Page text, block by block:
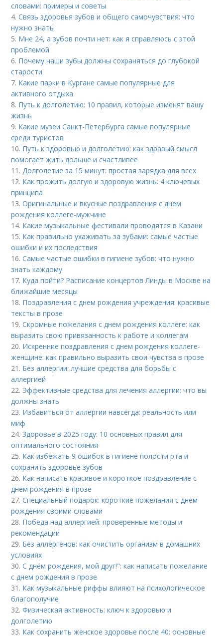
словами: примеры и советы
4.Связь здоровья зубов и общего самочувствия: что
нужно знать
5. Мне 24, а зубов почти нет: как я справляюсь с этой
проблемой
6. Почему наши зубы должны сохраняться до глубокой
старости
7. Какие парки в Кургане самые популярные для
активного отдыха
8. Путь к долголетию: 10 правил, которые изменят вашу
жизнь
9. Какие музеи Санкт-Петербурга самые популярные
среди туристов
10. Путь к здоровью и долголетию: как здравый смысл
помогает жить дольше и счастливее
11.Долголетие за 15 минут: простая зарядка для всех
12. Как прожить долгую и здоровую жизнь: 4 ключевых
принципа
13.Оригинальные и вкусные поздравления с днем
рождения коллеге-мужчине
14. Какие музыкальные фестивали проводятся в Казани
15. Как правильно ухаживать за зубами: самые частые
ошибки и их последствия
16.Самые частые ошибки в гигиене зубов: что нужно
знать каждому
17. Куда пойти? Расписание концертов Линды в Москве на
ближайшие месяцы
18. Поздравления с днем рождения учреждения: красивые
тексты в прозе
19.Скромные пожелания с днем рождения коллеге: как
выразить свою привязанность к работе и коллегам
20. Искренние поздравления с днем рождения коллеге-
женщине: как правильно выразить свои чувства в прозе
21. Без аллергии: лучшие средства для борьбы с
аллергией
22. Эффективные средства для лечения аллергии: что вы
должны знать
23. Избавиться от аллергии навсегда: реальность или
миф
24.Здоровье в 2025 году: 10 основных правил для
оптимального состояния
25. Как избежать 9 ошибок в гигиене полости рта и
сохранить здоровье зубов
26. Как написать красивое и короткое поздравление с
днем рождения в прозе
27.Специальный подарок: короткие пожелания с днем
рождения своими словами
28. Победа над аллергией: проверенные методы и
рекомендации
29. Без аллергенов: как очистить организм в домашних
условиях
30.С днём рождения, мой друг!": как написать пожелание
с днем рождения в прозе
31. Как музыкальные риффы влияют на психологическое
благополучие
32.Физическая активность: ключ к здоровью и
долголетию
33. Как сохранить женское здоровье после 40: основные